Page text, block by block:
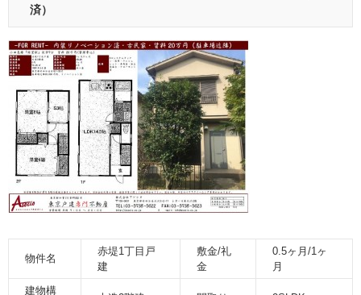
済）
物件名
赤堤1丁目戸
建
敷金/礼
金
0.5ヶ月/1ヶ
月
建物構